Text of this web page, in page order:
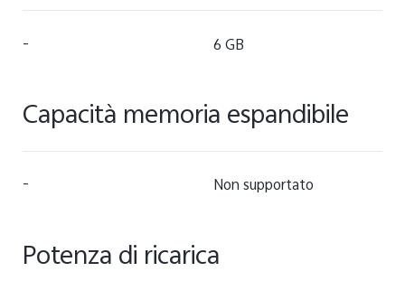
- 6 GB
Capacità memoria espandibile
- Non supportato
Potenza di ricarica